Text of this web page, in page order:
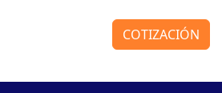
COTIZACIÓN